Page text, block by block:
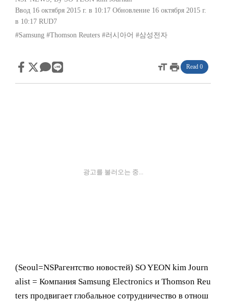
Ввод 16 октября 2015 г. в 10:17 Обновление 16 октября 2015 г.
в 10:17 RUD7
#Samsung #Thomson Reuters #러시아어 #삼성전자
format_sizeprint Read 0
광고를 불러오는 중...
(Seoul= NSPагентство новостей) SO YEON kim Journ
alist = Компания Samsung Electronics и Thomson Reu
ters продвигает глобальное сотрудничество в отнош